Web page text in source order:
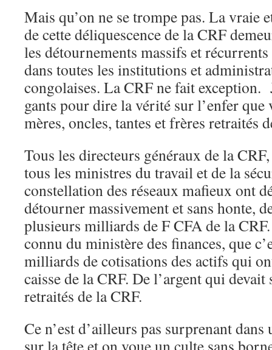
Mais qu’on ne se trompe pas. La vraie
de cette déliquescence de la CRF
les détournements massifs et
dans toutes les institutions et
congolaises. La CRF ne fait exception.
gants pour dire la vérité sur l’enfer que
mères, oncles, tantes et frères retraités
Tous les directeurs généraux de la
tous les ministres du travail et de la
constellation des réseaux mafieux ont
détourner massivement et sans honte,
plusieurs milliards de F CFA de la
connu du ministère des finances, que
milliards de cotisations des actifs qui
caisse de la CRF. De l’argent qui
retraités de la CRF.
Ce n’est d’ailleurs pas surprenant
sur la tête et on voue un culte sans